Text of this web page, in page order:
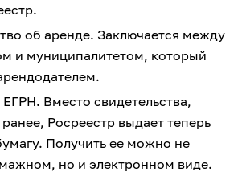
об аренде. Заключается между
и муниципалитетом, который
Вместо свидетельства,
Росреестр выдает теперь
Получить ее можно не
но и электронном виде.